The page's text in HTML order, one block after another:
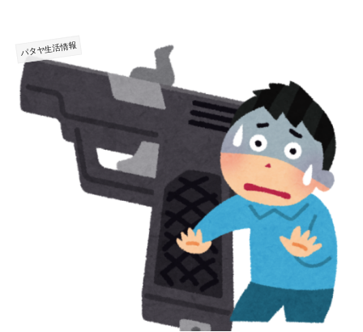
パタヤ生活情報